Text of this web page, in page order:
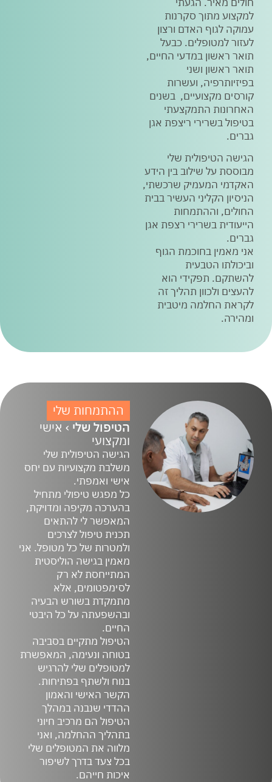
למקצוע מתוך סקרנות
עמוקה לגוף האדם ורצון
לעזור למטופלים. כבעל
תואר ראשון במדעי החיים,
תואר ראשון ושני
בפיזיותרפיה, ועשרות
קורסים מקצועיים, בשנים
האחרונות התמקצעתי
בטיפול בשרירי ריצפת אגן
גברים.
הגישה הטיפולית שלי
מבוססת על שילוב בין הידע
האקדמי המעמיק שרכשתי,
הניסיון הקליני העשיר בבית
החולים, וההתמחות
הייעודית בשרירי רצפת אגן
גברים.
אני מאמין בחוכמת הגוף
וביכולתו הטבעית
להשתקם. תפקידי הוא
להעצים ולכוון תהליך זה
לקראת החלמה מיטבית
ומהירה.
ההתמחות שלי
הטיפול שלי › אישי
ומקצועי
הגישה הטיפולית שלי
משלבת מקצועיות עם יחס
אישי ואמפתי.
כל מפגש טיפולי מתחיל
בהערכה מקיפה ומדויקת,
המאפשר לי להתאים
תכנית טיפול לצרכים
ולמטרות של כל מטופל. אני
מאמין בגישה הוליסטית
המתייחסת לא רק
לסימפטומים, אלא
מתמקדת בשורש הבעיה
ובהשפעתה על כל היבטי
החיים.
הטיפול מתקיים בסביבה
בטוחה ונעימה, המאפשרת
למטופלים שלי להרגיש
בנוח ולשתף בפתיחות.
הקשר האישי והאמון
ההדדי שנבנה במהלך
הטיפול הם מרכיב חיוני
בתהליך ההחלמה, ואני
מלווה את המטופלים שלי
בכל צעד בדרך לשיפור
איכות חייהם.